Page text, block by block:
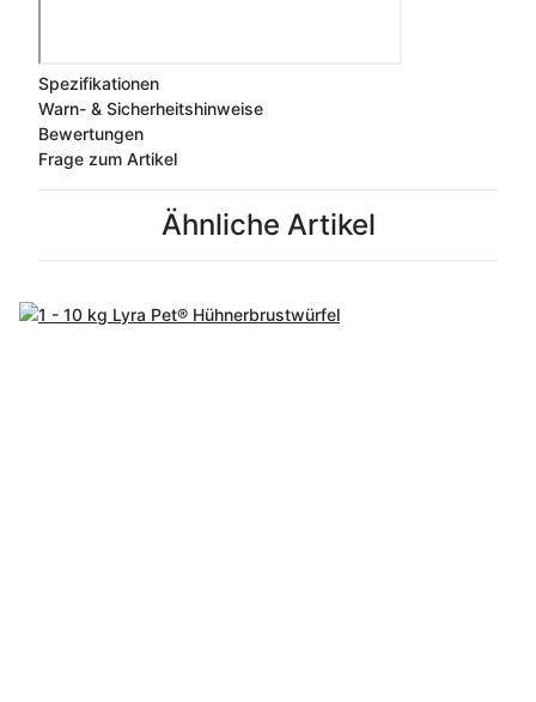
Spezifikationen
Warn- & Sicherheitshinweise
Bewertungen
Frage zum Artikel
Ähnliche Artikel